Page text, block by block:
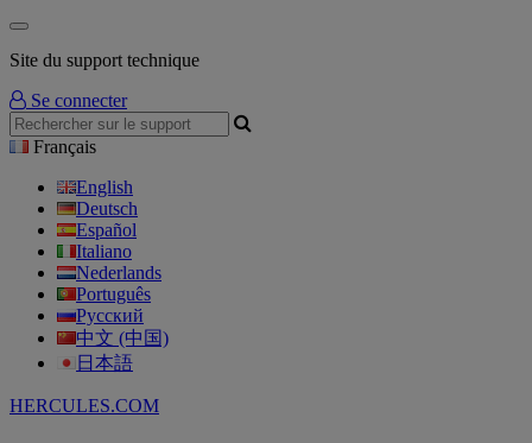
Site du support technique
Se connecter
Français
English
Deutsch
Español
Italiano
Nederlands
Português
Русский
中文 (中国)
日本語
HERCULES.COM